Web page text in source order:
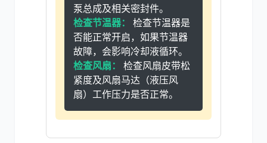
泵总成及相关密封件。
检查节温器：
检查节温器是
否能正常开启，如果节温器
故障，会影响冷却液循环。
检查风扇：
检查风扇皮带松
紧度及风扇马达（液压风
扇）工作压力是否正常。